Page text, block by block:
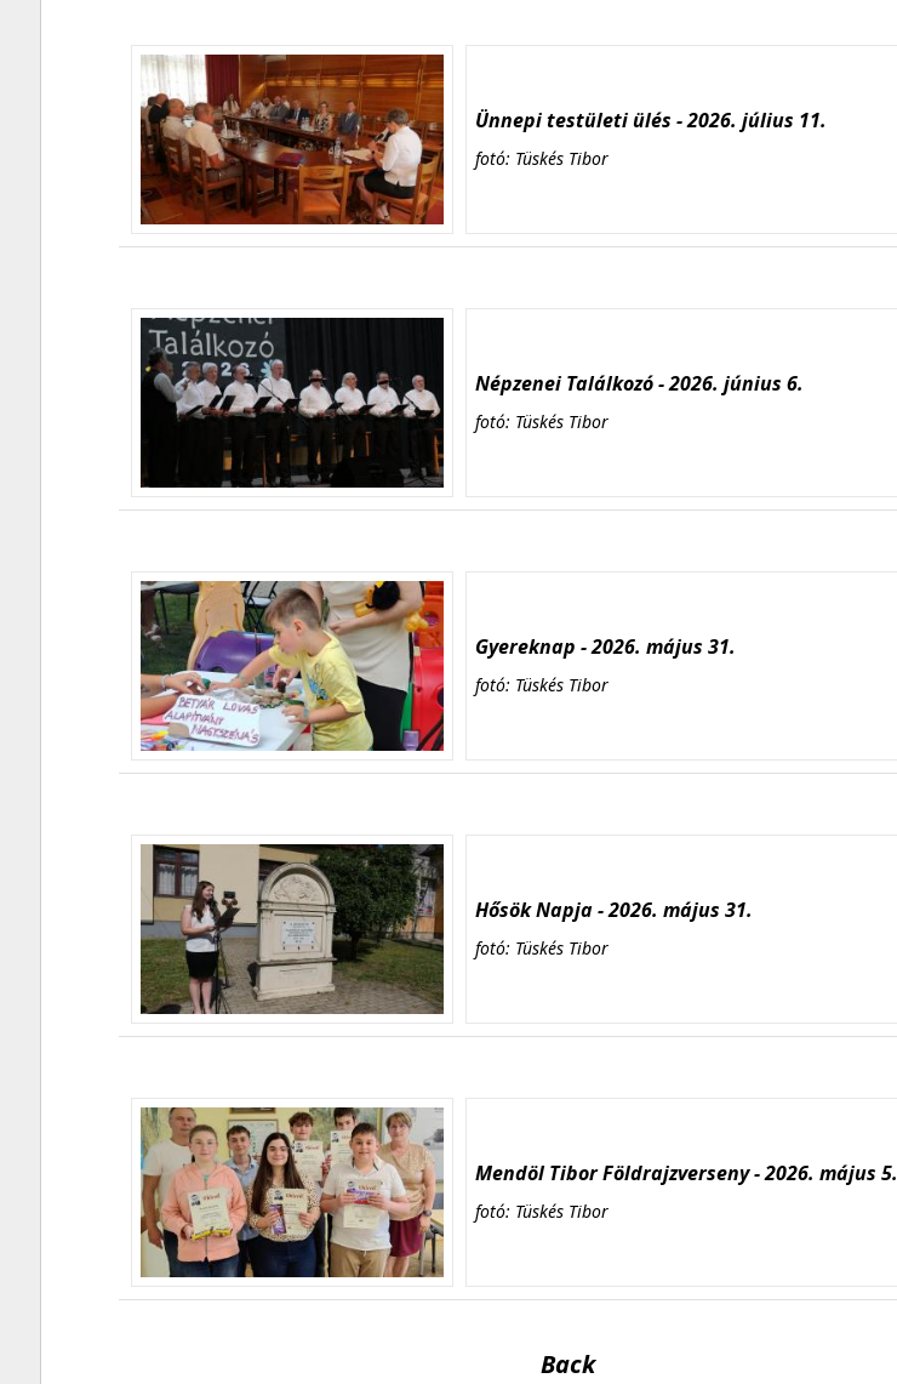
Ünnepi testületi ülés - 2026. július 11.
fotó: Tüskés Tibor
Népzenei Találkozó - 2026. június 6.
fotó: Tüskés Tibor
Gyereknap - 2026. május 31.
fotó: Tüskés Tibor
Hősök Napja - 2026. május 31.
fotó: Tüskés Tibor
Mendöl Tibor Földrajzverseny - 2026. május 5.
fotó: Tüskés Tibor
Back